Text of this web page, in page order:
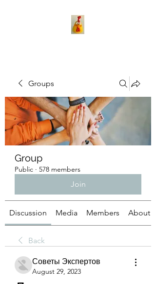
Groups
Group
Public · 578 members
Join
Discussion Media Members About
Back
Советы Экспертов
August 29, 2023